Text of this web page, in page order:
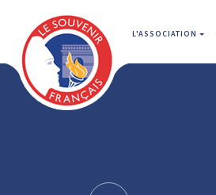
L'ASSOCIATION